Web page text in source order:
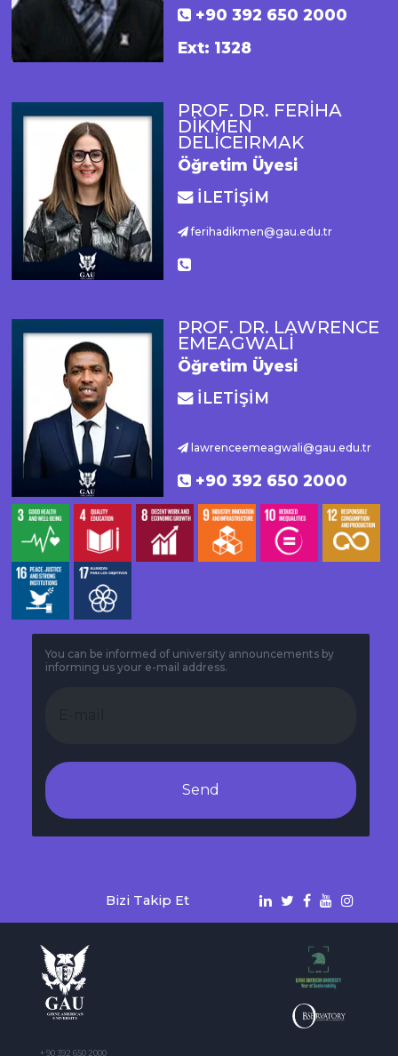
+90 392 650 2000
Ext: 1328
PROF. DR. FERİHA
DİKMEN
DELİCEIRMAK
Öğretim Üyesi
İLETİŞİM
ferihadikmen@gau.edu.tr
PROF. DR. LAWRENCE
EMEAGWALİ
Öğretim Üyesi
İLETİŞİM
lawrenceemeagwali@gau.edu.tr
+90 392 650 2000
You can be informed of university announcements by
informing us your e-mail address.
Send
Bizi Takip Et
+ 90 392 650 2000